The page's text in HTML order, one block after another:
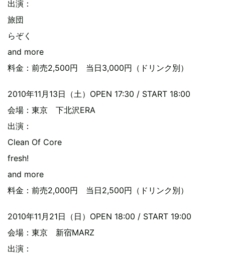
出演：
旅団
らぞく
and more
料金：前売2,500円 当日3,000円（ドリンク別）
2010年11月13日（土）OPEN 17:30 / START 18:00
会場：東京 下北沢ERA
出演：
Clean Of Core
fresh!
and more
料金：前売2,000円 当日2,500円（ドリンク別）
2010年11月21日（日）OPEN 18:00 / START 19:00
会場：東京 新宿MARZ
出演：